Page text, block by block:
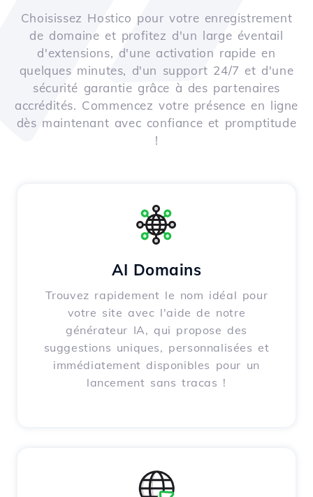
Choisissez Hostico pour votre enregistrement
de domaine et profitez d'un large éventail
d'extensions, d'une activation rapide en
quelques minutes, d'un support 24/7 et d'une
sécurité garantie grâce à des partenaires
accrédités. Commencez votre présence en ligne
dès maintenant avec confiance et promptitude
!
AI Domains
Trouvez rapidement le nom idéal pour
votre site avec l'aide de notre
générateur IA, qui propose des
suggestions uniques, personnalisées et
immédiatement disponibles pour un
lancement sans tracas !